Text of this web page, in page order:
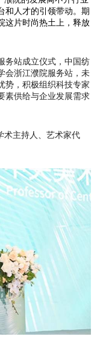
和人才的引领带动。期
这片时尚热土上，释放
务站成立仪式，中国纺
会浙江濮院服务站，未
势，积极组织科技专家
素供给与企业发展需求
术主持人、艺术家代